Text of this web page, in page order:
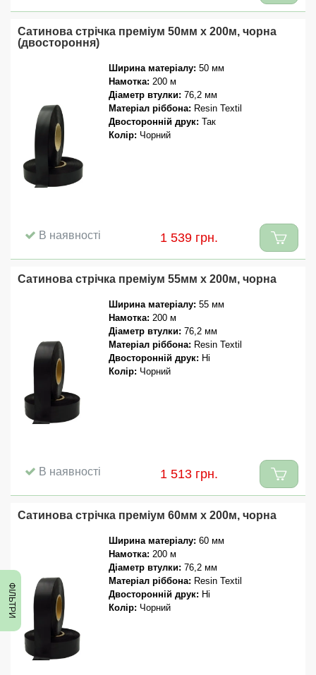
ФІЛЬТРИ
Сатинова стрічка преміум 50мм x 200м, чорна
(двостороння)
Ширина матеріалу: 50 мм
Намотка: 200 м
Діаметр втулки: 76,2 мм
Матеріал ріббона: Resin Textil
Двосторонній друк: Так
Колір: Чорний
В наявності 1 539 грн.
Сатинова стрічка преміум 55мм x 200м, чорна
Ширина матеріалу: 55 мм
Намотка: 200 м
Діаметр втулки: 76,2 мм
Матеріал ріббона: Resin Textil
Двосторонній друк: Ні
Колір: Чорний
В наявності 1 513 грн.
Сатинова стрічка преміум 60мм x 200м, чорна
Ширина матеріалу: 60 мм
Намотка: 200 м
Діаметр втулки: 76,2 мм
Матеріал ріббона: Resin Textil
Двосторонній друк: Ні
Колір: Чорний